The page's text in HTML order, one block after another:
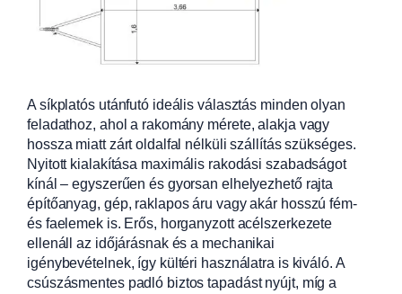
A síkplatós utánfutó ideális választás minden olyan
feladathoz, ahol a rakomány mérete, alakja vagy
hossza miatt zárt oldalfal nélküli szállítás szükséges.
Nyitott kialakítása maximális rakodási szabadságot
kínál – egyszerűen és gyorsan elhelyezhető rajta
építőanyag, gép, raklapos áru vagy akár hosszú fém-
és faelemek is. Erős, horganyzott acélszerkezete
ellenáll az időjárásnak és a mechanikai
igénybevételnek, így kültéri használatra is kiváló. A
csúszásmentes padló biztos tapadást nyújt, míg a